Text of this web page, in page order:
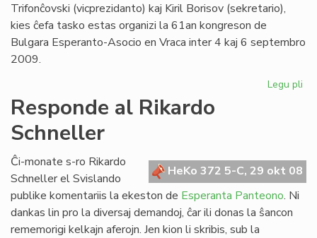
Trifonĉovski (vicprezidanto) kaj Kiril Borisov (sekretario),
kies ĉefa tasko estas organizi la 61an kongreson de
Bulgara Esperanto-Asocio en Vraca inter 4 kaj 6 septembro
2009.
Legu pli
Responde al Rikardo
Schneller
HeKo 372 5-C, 29 okt 08
Ĉi-monate s-ro Rikardo
Schneller el Svislando
publike komentariis la ekeston de Esperanta Panteono. Ni
dankas lin pro la diversaj demandoj, ĉar ili donas la ŝancon
rememorigi kelkajn aferojn. Jen kion li skribis, sub la